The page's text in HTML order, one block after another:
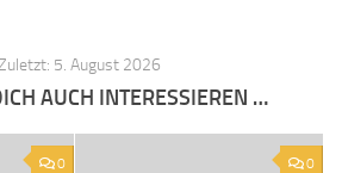
5. August 2026
AUCH INTERESSIEREN …
0 0